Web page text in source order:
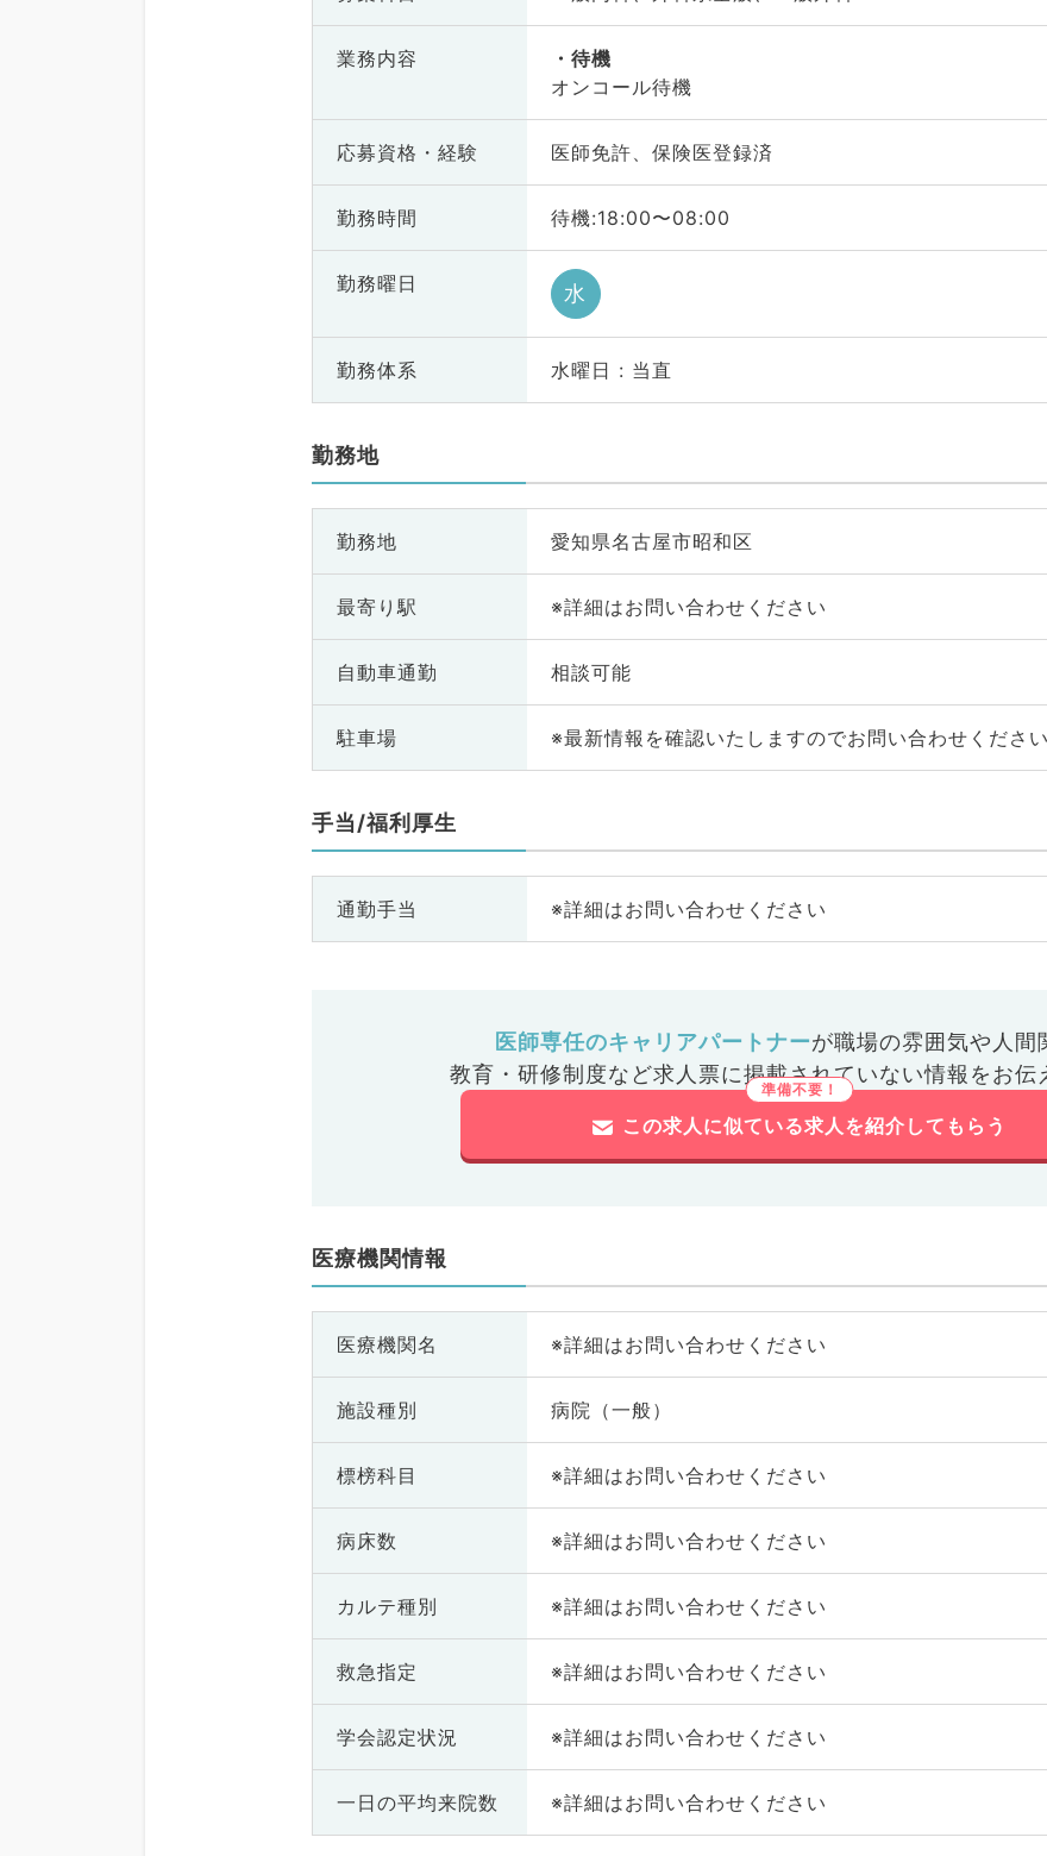
業務内容
待機
オンコール待機
応募資格・ 経験 医師免許、保険医登録済
勤務時間 待機:18:00〜08:00
勤務曜日 水
勤務体系 水曜日 : 当直
勤務地
勤務地 愛知県名古屋市昭和区
最寄り駅 ※詳細はお問い合わせください
自動車通勤 相談可能
駐車場 ※最新情報を確認いたしますのでお問い合わせください
手当/福利厚生
通勤手当 ※詳細はお問い合わせください
医師専任のキャリアパートナーが職場の雰囲気や人間
教育・研修制度など求人票に掲載されていない情報をお伝
この求人に似ている求人を紹介してもらう
医療機関情報
医療機関名 ※詳細はお問い合わせください
施設種別 病院（一般）
標榜科目 ※詳細はお問い合わせください
病床数 ※詳細はお問い合わせください
カルテ種別 ※詳細はお問い合わせください
救急指定 ※詳細はお問い合わせください
学会認定状況 ※詳細はお問い合わせください
一日の平均来院数 ※詳細はお問い合わせください